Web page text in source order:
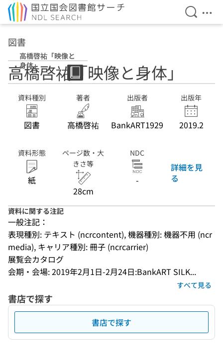
検索を
メ
図書
高橋啓祐「映像と
身体」
高橋啓祐「映像と身体」
資料種別
図書
著者
高橋啓祐
出版者
BankART1929
出版年
2019.2
資料形態
紙
ページ数・大
きさ等
28cm
NDC
-
詳細を見
る
資料に関する注記
一般注記：
表現種別: テキスト (ncrcontent), 機器種別: 機器不用 (ncr
media), キャリア種別: 冊子 (ncrcarrier)
展覧会カタログ
会期・会場: 2019年2月1日-2月24日:BankART SILK...
すべて見る
書店で探す
書店で探す